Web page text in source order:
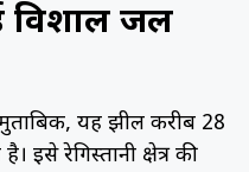
विशाल जल
यह झील करीब 28
इसे रेगिस्तानी क्षेत्र की